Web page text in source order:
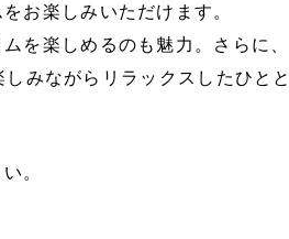
お楽しみいただけます。
を楽しめるのも魅力。さらに、
みながらリラックスしたひとと
。